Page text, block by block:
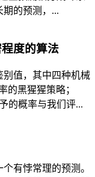
的预测，...
度的算法
值，其中四种机械
的黑猩猩策略；
的概率与我们评...
有悖常理的预测。